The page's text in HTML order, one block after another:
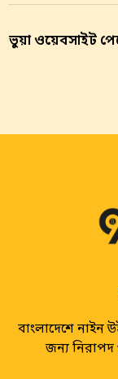
ভুয়া ওয়েবসাইট
বাংলাদেশে নাইন
জন্য